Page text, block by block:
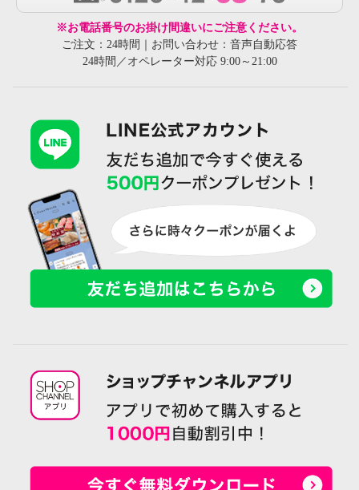
※お電話番号のお掛け間違いにご注意ください。
ご注文：24時間｜お問い合わせ：音声自動応答
24時間／オペレーター対応 9:00～21:00